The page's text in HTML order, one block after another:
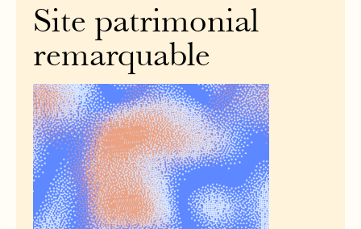
Site patrimonial
remarquable